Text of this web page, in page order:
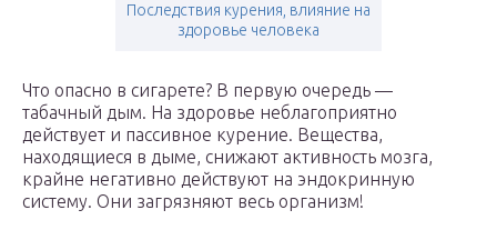
Последствия курения, влияние на
здоровье человека
Что опасно в сигарете? В первую очередь —
табачный дым. На здоровье неблагоприятно
действует и пассивное курение. Вещества,
находящиеся в дыме, снижают активность мозга,
крайне негативно действуют на эндокринную
систему. Они загрязняют весь организм!